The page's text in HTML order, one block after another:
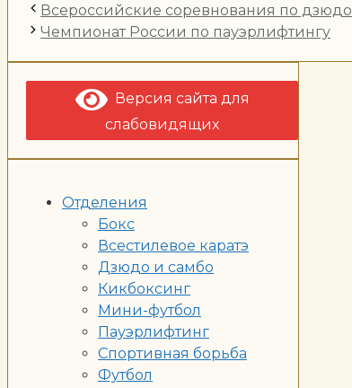
Всероссийские соревнования по дзюдо
Чемпионат России по пауэрлифтингу
Версия сайта для
слабовидящих
Отделения
Бокс
Всестилевое каратэ
Дзюдо и самбо
Кикбоксинг
Мини-футбол
Пауэрлифтинг
Спортивная борьба
Футбол